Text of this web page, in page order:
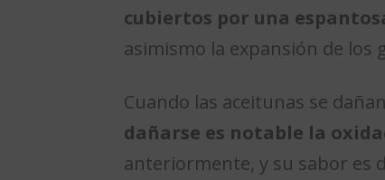
cubiertos por una
asimismo la expansión de
Cuando las aceitunas se
dañarse es notable la
anteriormente, y su sabor es